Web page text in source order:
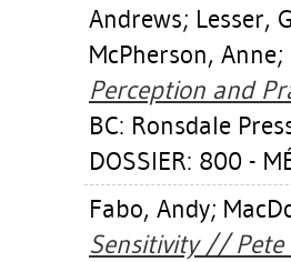
Andrews; Lesser,
McPherson, Anne;
Perception and
BC: Ronsdale
DOSSIER: 800 -
Fabo, Andy;
Sensitivity // Pete